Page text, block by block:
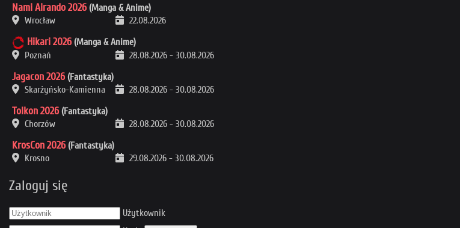
Nami Airando 2026 (Manga & Anime)
Wrocław
22.08.2026
Hikari 2026 (Manga & Anime)
Poznań
28.08.2026 - 30.08.2026
Jagacon 2026 (Fantastyka)
Skarżyńsko-Kamienna
28.08.2026 - 30.08.2026
Tolkon 2026 (Fantastyka)
Chorzów
28.08.2026 - 30.08.2026
KrosCon 2026 (Fantastyka)
Krosno
29.08.2026 - 30.08.2026
Zaloguj się
Użytkownik